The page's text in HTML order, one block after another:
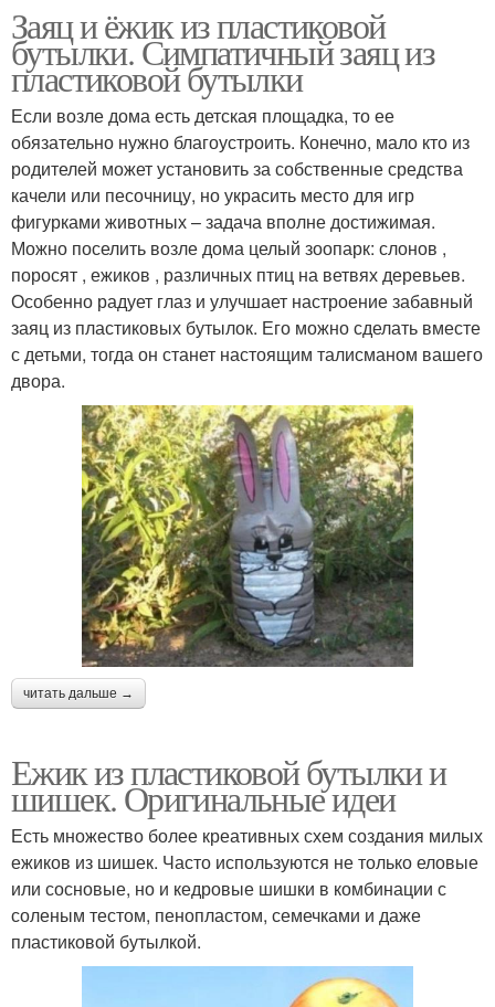
Заяц и ёжик из пластиковой
бутылки. Симпатичный заяц из
пластиковой бутылки
Если возле дома есть детская площадка, то ее
обязательно нужно благоустроить. Конечно, мало кто из
родителей может установить за собственные средства
качели или песочницу, но украсить место для игр
фигурками животных – задача вполне достижимая.
Можно поселить возле дома целый зоопарк: слонов ,
поросят , ежиков , различных птиц на ветвях деревьев.
Особенно радует глаз и улучшает настроение забавный
заяц из пластиковых бутылок. Его можно сделать вместе
с детьми, тогда он станет настоящим талисманом вашего
двора.
читать дальше →
Ежик из пластиковой бутылки и
шишек. Оригинальные идеи
Есть множество более креативных схем создания милых
ежиков из шишек. Часто используются не только еловые
или сосновые, но и кедровые шишки в комбинации с
соленым тестом, пенопластом, семечками и даже
пластиковой бутылкой.